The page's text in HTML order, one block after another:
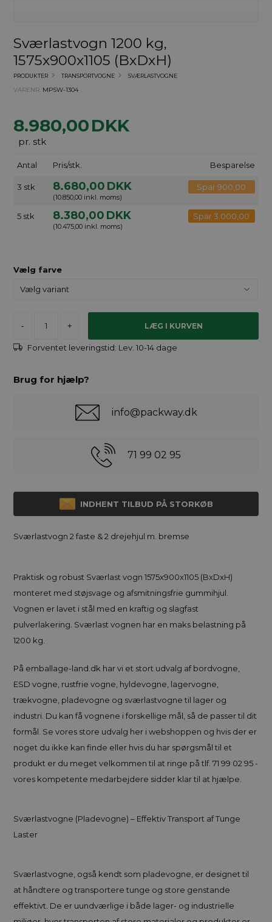
Sværlastvogn 1200 kg,
1575x900x1105 (BxDxH)
PRODUKTER TRANSPORTVOGNE SVÆRLASTVOGNE
VARENR. MPSW-1304
8.980,00DKK
pr. stk
Antal Pris/stk. Besparelse
3 stk 8.680,00 DKK
(10.850,00 inkl. moms)
Spar 900,00
5 stk 8.380,00 DKK
(10.475,00 inkl. moms)
Spar 3.000,00
Vælg farve
- +
Forventet leveringstid: Lev. 10-14 dage
Brug for hjælp?
info@packway.dk
71 99 02 95
INDHENT TILBUD PÅ STORKØB
Sværlastvogn 2 faste & 2 drejehjul m. bremse
Praktisk og robust Sværlast vogn 1575x900x1105 (BxDxH)
monteret med støjsvage og afsmitningsfrie gummihjul.
Vognen er lavet i stål med en kraftig og slagfast
pulverlakering. Sværlast vognen har en maks belastning på
1200 kg.
På emballage-land.dk har vi et stort udvalg af bordvogne,
ESD vogne, rustfrie vogne, hyldevogne, lagervogne,
trækvogne, pladevogne og sværlastvogne til lager og
industri. Du kan få vognene i forskellige mål, så de passer til dit
formål. Se vores store udvalg her i webshoppen og hvis der er
noget du ikke kan finde eller hvis du har spørgsmål til et
produkt er du meget velkommen til at ringe på tlf. 71 99 02 95 -
vores kompetente medarbejdere sidder klar til at hjælpe.
Sværlastvogne (Pladevogne) – Effektiv Transport af Tunge
Laster
Sværlastvogne, også kendt som pladevogne, er designet til
at håndtere og transportere tunge og store genstande
effektivt. De er uundværlige i både lager- og industrielle